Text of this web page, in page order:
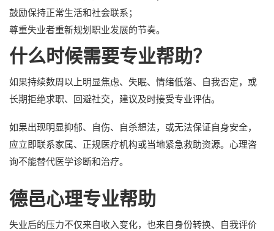
鼓励保持正常生活和社会联系；
尊重失业者重新规划职业发展的节奏。
什么时候需要专业帮助？
如果持续数周以上明显焦虑、失眠、情绪低落、自我否定，或
长期拒绝求职、回避社交，建议及时接受专业评估。
如果出现明显抑郁、自伤、自杀想法，或无法保证自身安全，
应立即联系家属、正规医疗机构或当地紧急救助资源。心理咨
询不能替代医学诊断和治疗。
德邑心理专业帮助
失业后的压力不仅来自收入变化，也来自身份转换、自我评价